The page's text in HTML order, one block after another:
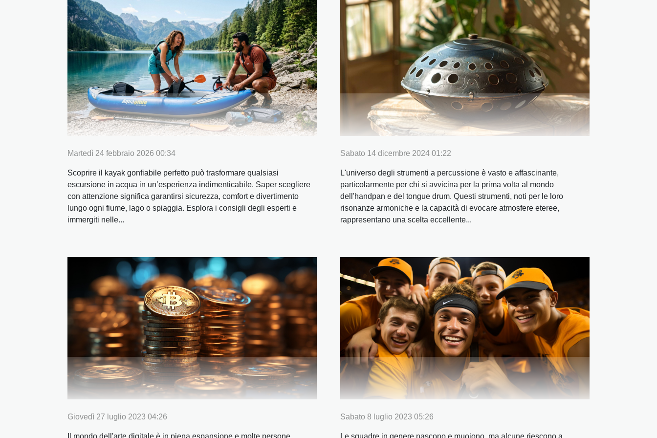
Martedì 24 febbraio 2026 00:34
Scoprire il kayak gonfiabile perfetto può trasformare qualsiasi
escursione in acqua in un’esperienza indimenticabile. Saper scegliere
con attenzione significa garantirsi sicurezza, comfort e divertimento
lungo ogni fiume, lago o spiaggia. Esplora i consigli degli esperti e
immergiti nelle...
Sabato 14 dicembre 2024 01:22
L'universo degli strumenti a percussione è vasto e affascinante,
particolarmente per chi si avvicina per la prima volta al mondo
dell'handpan e del tongue drum. Questi strumenti, noti per le loro
risonanze armoniche e la capacità di evocare atmosfere eteree,
rappresentano una scelta eccellente...
Giovedì 27 luglio 2023 04:26 Sabato 8 luglio 2023 05:26